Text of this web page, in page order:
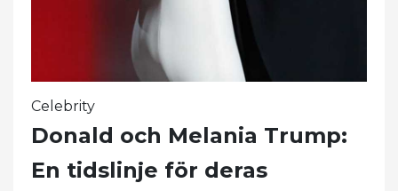
Celebrity
Donald och Melania Trump:
En tidslinje för deras